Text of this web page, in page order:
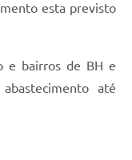
esta previsto
e bairros de BH e
até